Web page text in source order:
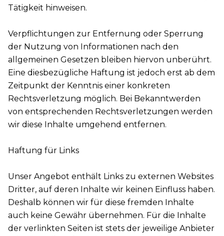
Tätigkeit hinweisen.
Verpflichtungen zur Entfernung oder Sperrung
der Nutzung von Informationen nach den
allgemeinen Gesetzen bleiben hiervon unberührt.
Eine diesbezügliche Haftung ist jedoch erst ab dem
Zeitpunkt der Kenntnis einer konkreten
Rechtsverletzung möglich. Bei Bekanntwerden
von entsprechenden Rechtsverletzungen werden
wir diese Inhalte umgehend entfernen.
Haftung für Links
Unser Angebot enthält Links zu externen Websites
Dritter, auf deren Inhalte wir keinen Einfluss haben.
Deshalb können wir für diese fremden Inhalte
auch keine Gewähr übernehmen. Für die Inhalte
der verlinkten Seiten ist stets der jeweilige Anbieter